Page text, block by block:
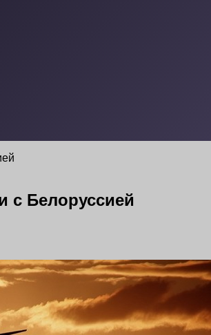
с Белоруссией